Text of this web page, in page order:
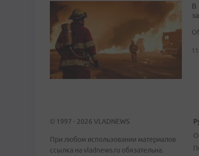
В
© 1997 - 2026 VLADNEWS
При любом использовании материалов
ссылка на vladnews.ru обязательна.